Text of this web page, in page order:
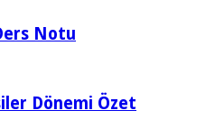
Notu
Dönemi Özet